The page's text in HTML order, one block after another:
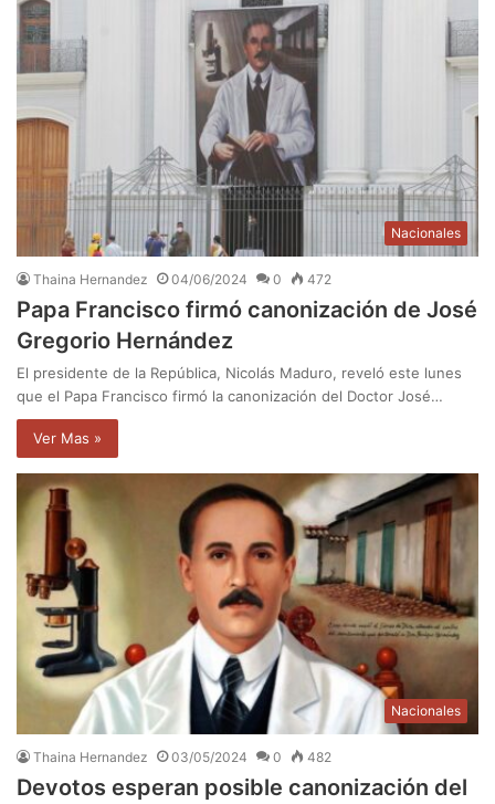
Nacionales
Thaina Hernandez 04/06/2024 0 472
Papa Francisco firmó canonización de José
Gregorio Hernández
El presidente de la República, Nicolás Maduro, reveló este lunes
que el Papa Francisco firmó la canonización del Doctor José…
Ver Mas »
Nacionales
Thaina Hernandez 03/05/2024 0 482
Devotos esperan posible canonización del